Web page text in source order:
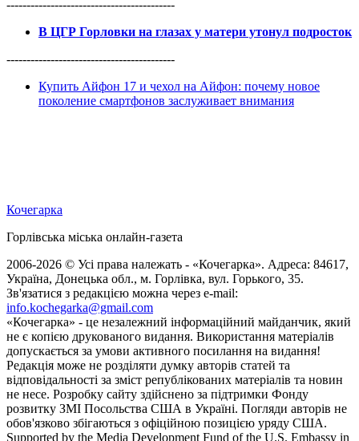
------------------------------------------
В ЦГР Горловки на глазах у матери утонул подросток
------------------------------------------
Купить Айфон 17 и чехол на Айфон: почему новое
поколение смартфонов заслуживает внимания
Кочегарка
Горлівська міська онлайн-газета
2006-2026 © Усі права належать - «Кочегарка». Адреса: 84617,
Україна, Донецька обл., м. Горлівка, вул. Горького, 35.
Зв'язатися з редакцією можна через e-mail:
info.kochegarka@gmail.com
«Кочегарка» - це незалежний інформаційний майданчик, який
не є копією друкованого видання. Використання матеріалів
допускається за умови активного посилання на видання!
Редакція може не розділяти думку авторів статей та
відповідальності за зміст републікованих матеріалів та новин
не несе. Розробку сайту здійснено за підтримки Фонду
розвитку ЗМІ Посольства США в Україні. Погляди авторів не
обов'язково збігаються з офіційною позицією уряду США.
Supported by the Media Development Fund of the U.S. Embassy in